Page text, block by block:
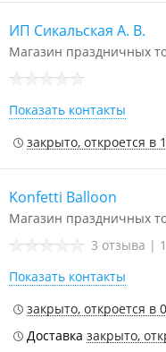
ИП Сикальская А. В.
Магазин праздничных
Показать контакты
закрыто, откроется в
Konfetti Balloon
Магазин праздничных
3 отзыва |
Показать контакты
закрыто, откроется в
Доставка закрыто,